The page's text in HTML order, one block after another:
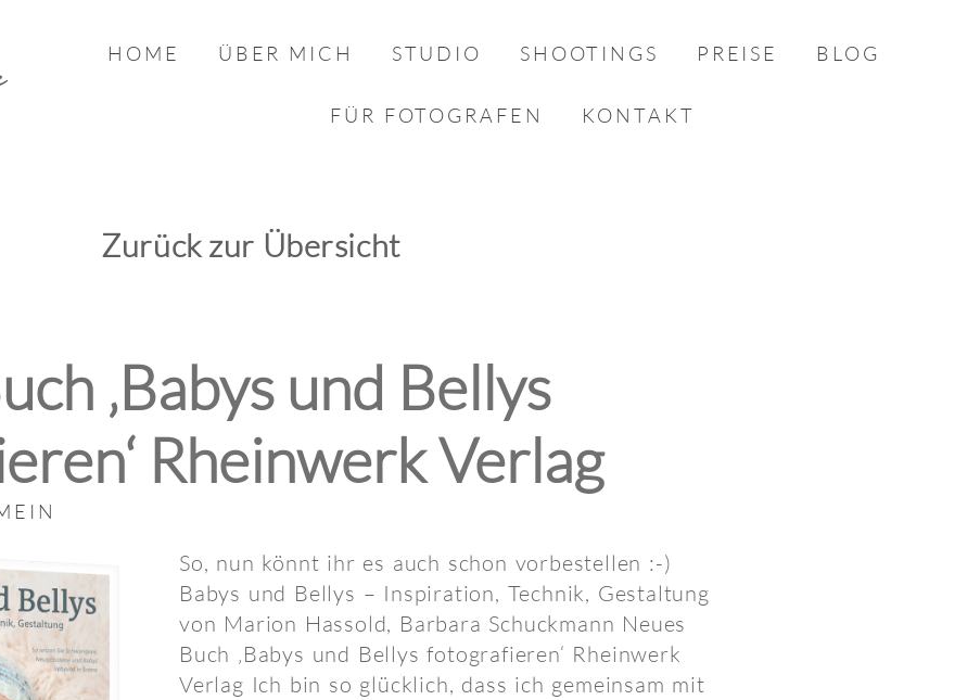
HOME ÜBER MICH STUDIO SHOOTINGS PREISE BLOG
FÜR FOTOGRAFEN KONTAKT
Zurück zur Übersicht
‚Babys und Bellys
Rheinwerk Verlag
So, nun könnt ihr es auch schon vorbestellen :-)
Babys und Bellys – Inspiration, Technik, Gestaltung
von Marion Hassold, Barbara Schuckmann Neues
Buch ‚Babys und Bellys fotografieren‘ Rheinwerk
Verlag Ich bin so glücklich, dass ich gemeinsam mit